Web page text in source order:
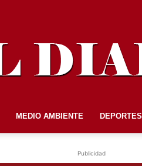
MEDIO AMBIENTE DEPORTES
Publicidad